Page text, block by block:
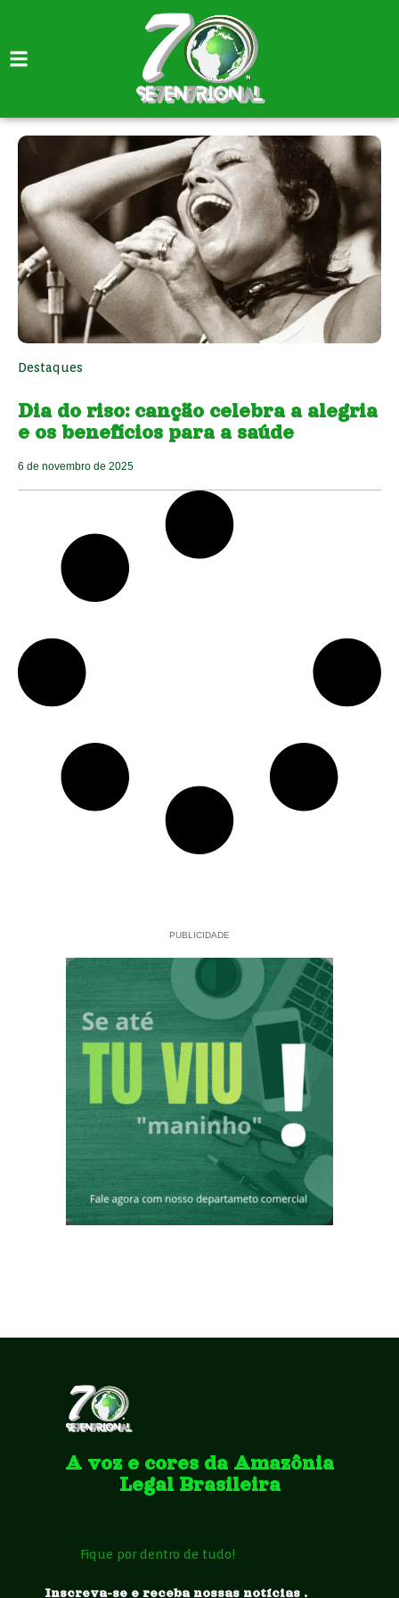
Destaques
Dia do riso: canção celebra a alegria
e os benefícios para a saúde
6 de novembro de 2025
PUBLICIDADE
A voz e cores da Amazônia
Legal Brasileira
Fique por dentro de tudo!
Inscreva-se e receba nossas notícias .